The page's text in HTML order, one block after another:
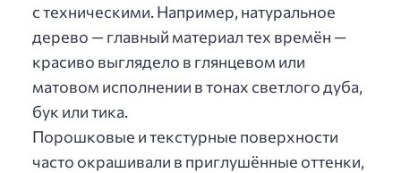
с техническими. Например, натуральное
дерево — главный материал тех времён —
красиво выглядело в глянцевом или
матовом исполнении в тонах светлого дуба,
бук или тика.
Порошковые и текстурные поверхности
часто окрашивали в приглушённые оттенки,